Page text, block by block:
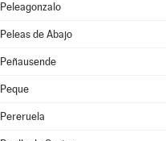
Peleagonzalo
Peleas de Abajo
Peñausende
Peque
Pereruela